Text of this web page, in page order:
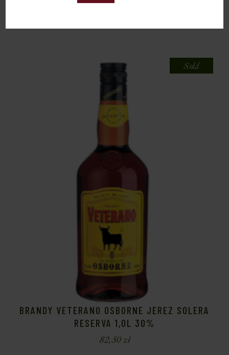
Sold
BRANDY VETERANO OSBORNE JEREZ SOLERA
RESERVA 1,0L 30%
82,50zł